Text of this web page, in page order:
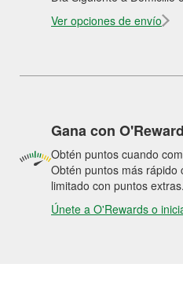
Ver opciones de envío
Gana con
Obtén puntos cuando
Obtén puntos más rápido
limitado con puntos extras.
Únete a O'Rewards o